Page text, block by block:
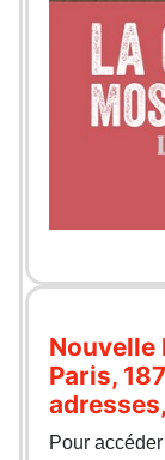
Nouvelle
Paris,
Pour